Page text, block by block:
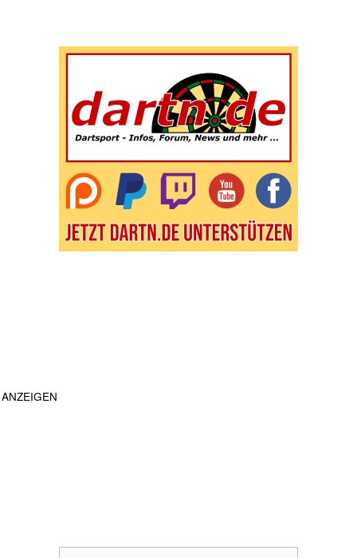
ANZEIGEN